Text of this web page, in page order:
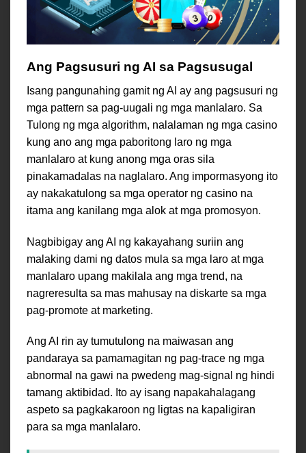
Ang Pagsusuri ng AI sa Pagsusugal
Isang pangunahing gamit ng AI ay ang pagsusuri ng
mga pattern sa pag-uugali ng mga manlalaro. Sa
Tulong ng mga algorithm, nalalaman ng mga casino
kung ano ang mga paboritong laro ng mga
manlalaro at kung anong mga oras sila
pinakamadalas na naglalaro. Ang impormasyong ito
ay nakakatulong sa mga operator ng casino na
itama ang kanilang mga alok at mga promosyon.
Nagbibigay ang AI ng kakayahang suriin ang
malaking dami ng datos mula sa mga laro at mga
manlalaro upang makilala ang mga trend, na
nagreresulta sa mas mahusay na diskarte sa mga
pag-promote at marketing.
Ang AI rin ay tumutulong na maiwasan ang
pandaraya sa pamamagitan ng pag-trace ng mga
abnormal na gawi na pwedeng mag-signal ng hindi
tamang aktibidad. Ito ay isang napakahalagang
aspeto sa pagkakaroon ng ligtas na kapaligiran
para sa mga manlalaro.